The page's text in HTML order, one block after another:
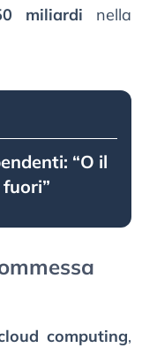
miliardi nella
“O il
computing,